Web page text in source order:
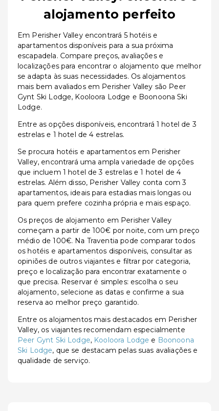
alojamento perfeito
Em Perisher Valley encontrará 5 hotéis e
apartamentos disponíveis para a sua próxima
escapadela. Compare preços, avaliações e
localizações para encontrar o alojamento que melhor
se adapta às suas necessidades. Os alojamentos
mais bem avaliados em Perisher Valley são Peer
Gynt Ski Lodge, Kooloora Lodge e Boonoona Ski
Lodge.
Entre as opções disponíveis, encontrará 1 hotel de 3
estrelas e 1 hotel de 4 estrelas.
Se procura hotéis e apartamentos em Perisher
Valley, encontrará uma ampla variedade de opções
que incluem 1 hotel de 3 estrelas e 1 hotel de 4
estrelas. Além disso, Perisher Valley conta com 3
apartamentos, ideais para estadias mais longas ou
para quem prefere cozinha própria e mais espaço.
Os preços de alojamento em Perisher Valley
começam a partir de 100€ por noite, com um preço
médio de 100€. Na Traventia pode comparar todos
os hotéis e apartamentos disponíveis, consultar as
opiniões de outros viajantes e filtrar por categoria,
preço e localização para encontrar exatamente o
que precisa. Reservar é simples: escolha o seu
alojamento, selecione as datas e confirme a sua
reserva ao melhor preço garantido.
Entre os alojamentos mais destacados em Perisher
Valley, os viajantes recomendam especialmente
Peer Gynt Ski Lodge, Kooloora Lodge e Boonoona
Ski Lodge, que se destacam pelas suas avaliações e
qualidade de serviço.